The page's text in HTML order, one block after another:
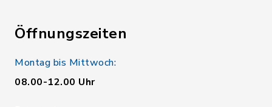
Öffnungszeiten
Montag bis Mittwoch:
08.00-12.00 Uhr